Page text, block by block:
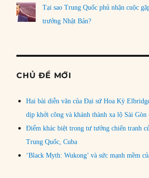
Tại sao Trung Quốc phủ nhận cuộc
trưởng Nhật Bản?
CHỦ ĐỀ MỚI
Hai bài diễn văn của Đại sứ Hoa Kỳ
dịp khởi công và khánh thành xa lộ Sài Gòn
Điểm khác biệt trong tư tưởng chiến tranh
Trung Quốc, Cuba
‘Black Myth: Wukong’ và sức mạnh mềm